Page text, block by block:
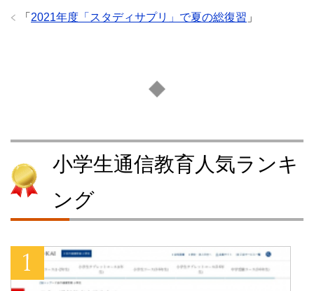
「 2021年度「スタディサプリ」で夏の総復習 」
小学生通信教育人気ランキ
ング